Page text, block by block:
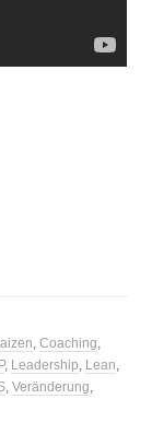
,Coaching
, Leadership Lean
,Veränderung